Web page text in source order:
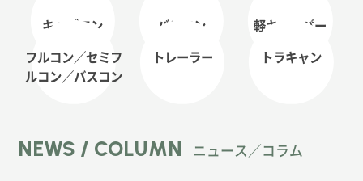
キャブコン バンコン
軽キャンパー
フルコン／セミフ
ルコン／バスコン
トレーラー トラキャン
NEWS / COLUMN ニュース／コラム